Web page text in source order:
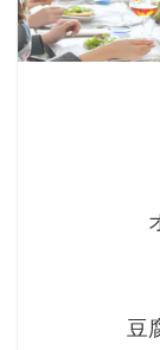
豆